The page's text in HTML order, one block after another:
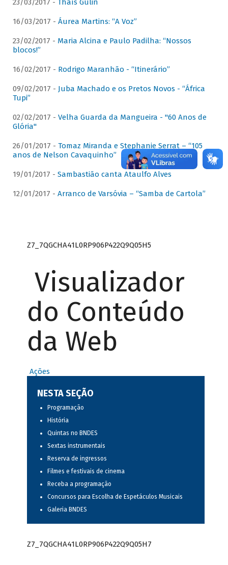
23/03/2017 - Thaís Gulin
16/03/2017 - Áurea Martins: “A Voz”
23/02/2017 - Maria Alcina e Paulo Padilha: “Nossos
blocos!”
16/02/2017 - Rodrigo Maranhão - “Itinerário”
09/02/2017 - Juba Machado e os Pretos Novos - “África
Tupi”
02/02/2017 - Velha Guarda da Mangueira - "60 Anos de
Glória"
26/01/2017 - Tomaz Miranda e Stephanie Serrat – “105
anos de Nelson Cavaquinho”
19/01/2017 - Sambastião canta Ataulfo Alves
12/01/2017 - Arranco de Varsóvia – “Samba de Cartola”
Z7_7QGCHA41L0RP906P422Q9Q05H5
Visualizador
do Conteúdo
da Web
Ações
NESTA SEÇÃO
Programação
História
Quintas no BNDES
Sextas instrumentais
Reserva de ingressos
Filmes e festivais de cinema
Receba a programação
Concursos para Escolha de Espetáculos Musicais
Galeria BNDES
Z7_7QGCHA41L0RP906P422Q9Q05H7